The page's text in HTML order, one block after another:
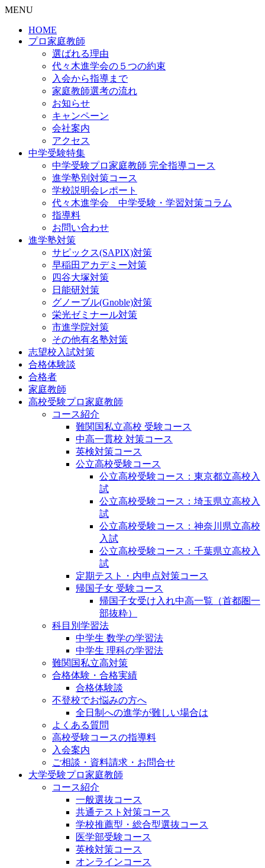
MENU
HOME
プロ家庭教師
選ばれる理由
代々木進学会の５つの約束
入会から指導まで
家庭教師選考の流れ
お知らせ
キャンペーン
会社案内
アクセス
中学受験特集
中学受験プロ家庭教師 完全指導コース
進学塾別対策コース
学校説明会レポート
代々木進学会 中学受験・学習対策コラム
指導料
お問い合わせ
進学塾対策
サピックス(SAPIX)対策
早稲田アカデミー対策
四谷大塚対策
日能研対策
グノーブル(Gnoble)対策
栄光ゼミナール対策
市進学院対策
その他有名塾対策
志望校入試対策
合格体験談
合格者
家庭教師
高校受験プロ家庭教師
コース紹介
難関国私立高校 受験コース
中高一貫校 対策コース
英検対策コース
公立高校受験コース
公立高校受験コース：東京都立高校入
試
公立高校受験コース：埼玉県立高校入
試
公立高校受験コース：神奈川県立高校
入試
公立高校受験コース：千葉県立高校入
試
定期テスト・内申点対策コース
帰国子女 受験コース
帰国子女受け入れ中高一覧（首都圏一
部抜粋）
科目別学習法
中学生 数学の学習法
中学生 理科の学習法
難関国私立高対策
合格体験・合格実績
合格体験談
不登校でお悩みの方へ
全日制への進学が難しい場合は
よくある質問
高校受験コースの指導料
入会案内
ご相談・資料請求・お問合せ
大学受験プロ家庭教師
コース紹介
一般選抜コース
共通テスト対策コース
学校推薦型・総合型選抜コース
医学部受験コース
英検対策コース
オンラインコース